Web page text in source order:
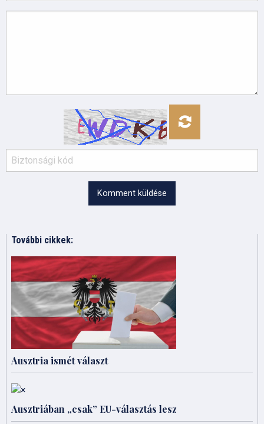
Komment küldése
További cikkek:
Ausztria ismét választ
Ausztriában „csak” EU-választás lesz